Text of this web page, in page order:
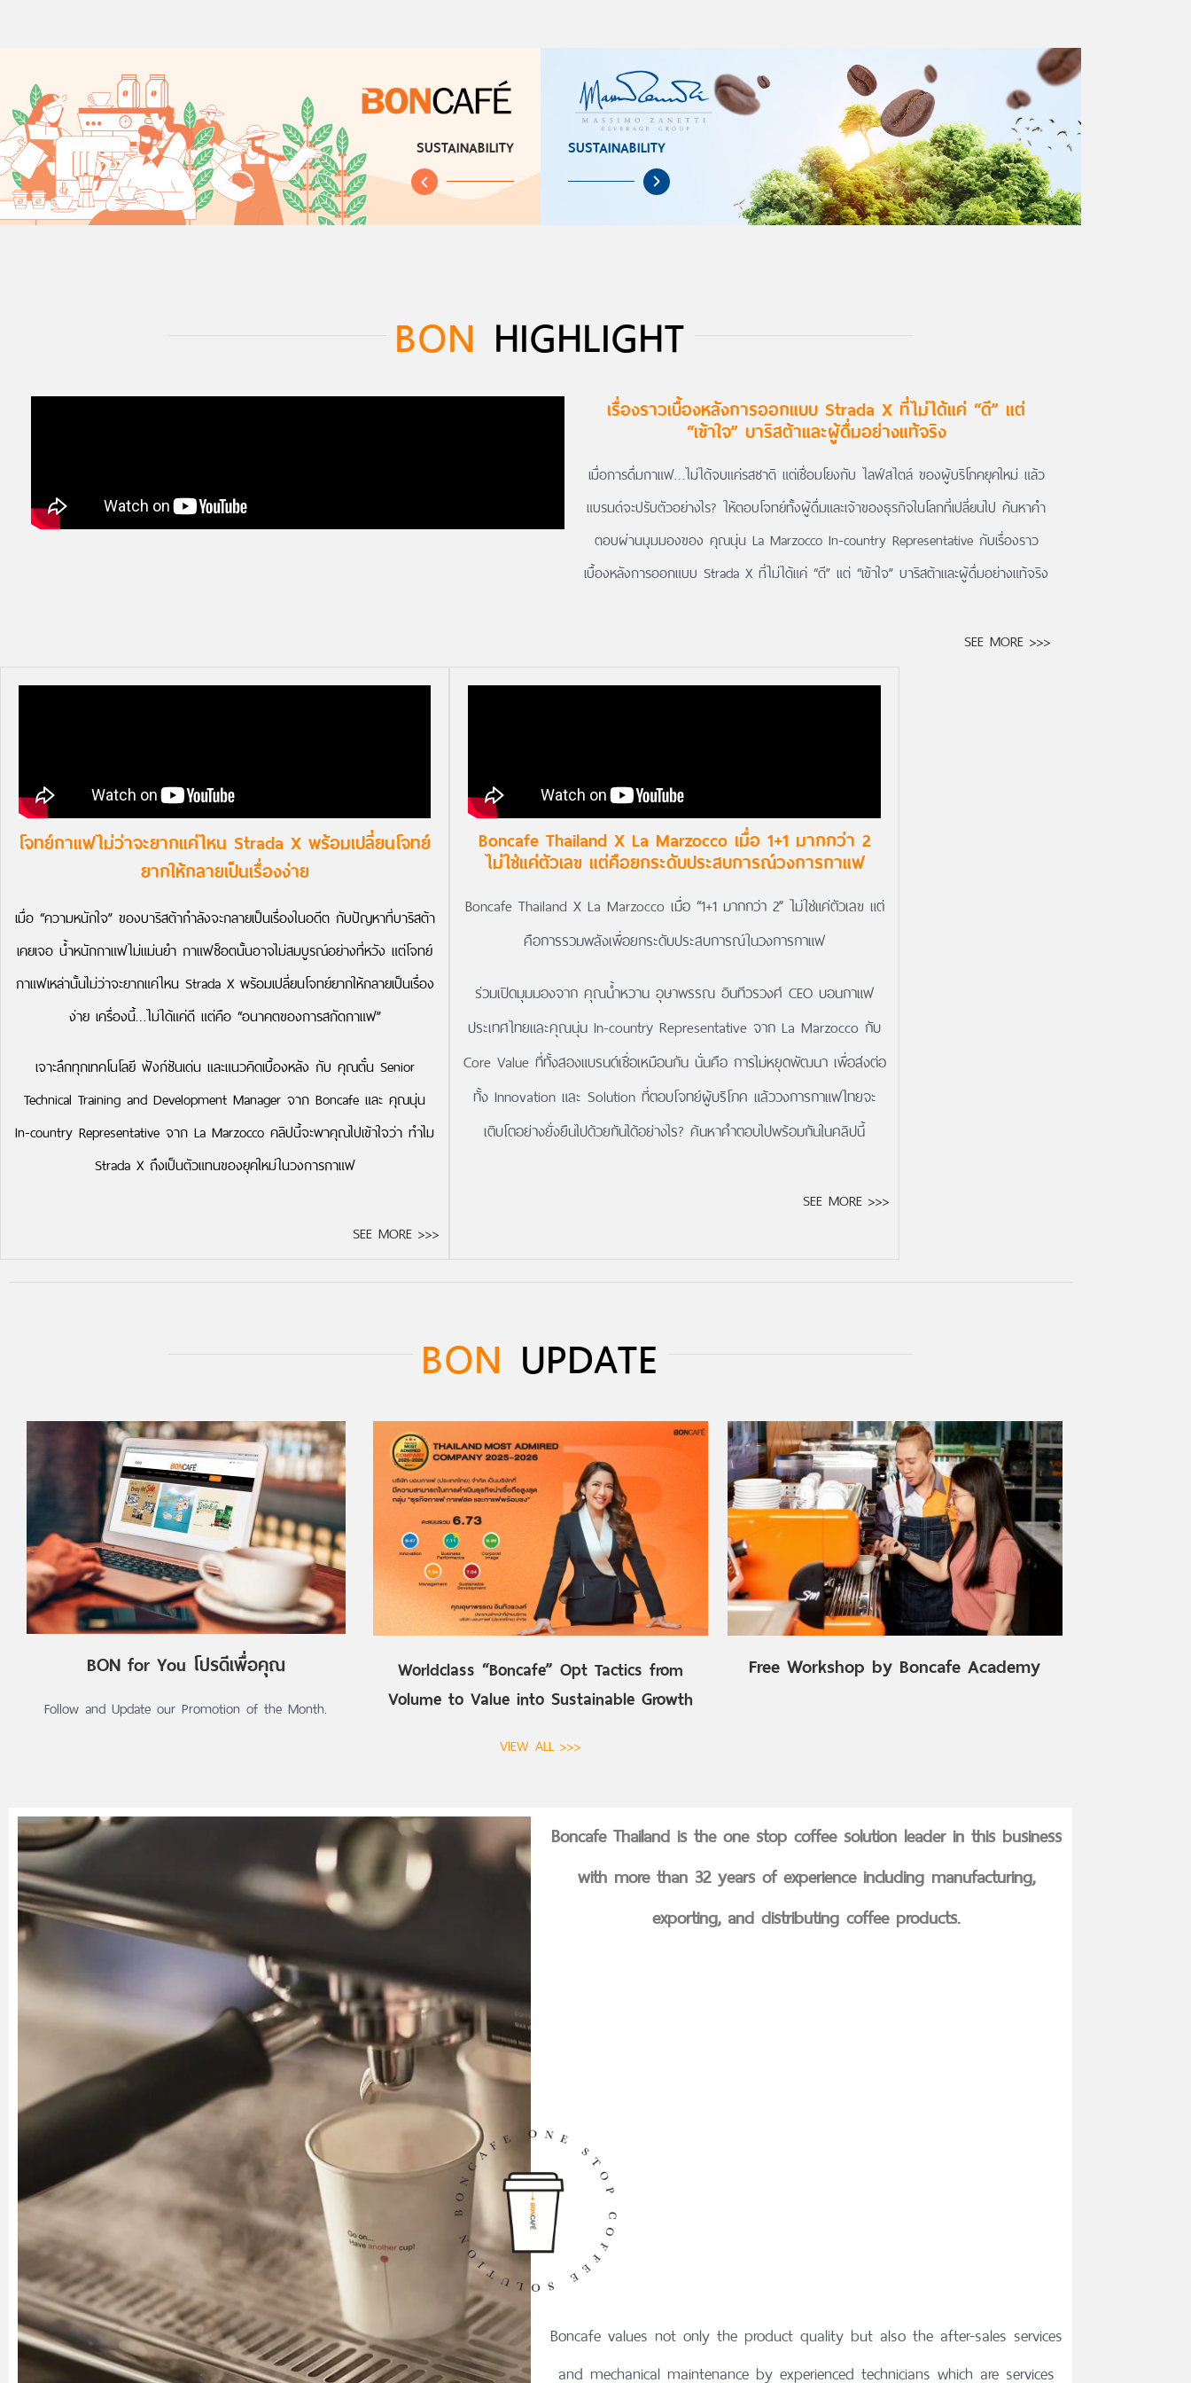
SUSTAINABILITY SUSTAINABILITY
BON HIGHLIGHT
เรื่องราวเบื้องหลังการออกแบบ Strada X ที่ไม่ได้แค่ “ดี” แต่
“เข้าใจ” บาริสต้าและผู้ดื่มอย่างแท้จริง
เมื่อการดื่มกาแฟ…ไม่ได้จบแค่รสชาติ แต่เชื่อมโยงกับ ไลฟ์สไตล์ ของผู้บริโภคยุคใหม่ แล้ว
แบรนด์จะปรับตัวอย่างไร? ให้ตอบโจทย์ทั้งผู้ดื่มและเจ้าของธุรกิจในโลกที่เปลี่ยนไป ค้นหาคำ
ตอบผ่านมุมมองของ คุณนุ่น La Marzocco In-country Representative กับเรื่องราว
เบื้องหลังการออกแบบ Strada X ที่ไม่ได้แค่ “ดี” แต่ “เข้าใจ” บาริสต้าและผู้ดื่มอย่างแท้จริง
SEE MORE >>>
โจทย์กาแฟไม่ว่าจะยากแค่ไหน Strada X พร้อมเปลี่ยนโจทย์
ยากให้กลายเป็นเรื่องง่าย
เมื่อ “ความหนักใจ” ของบาริสต้ากำลังจะกลายเป็นเรื่องในอดีต กับปัญหาที่บาริสต้า
เคยเจอ น้ำหนักกาแฟไม่แม่นยำ กาแฟช็อตนั้นอาจไม่สมบูรณ์อย่างที่หวัง แต่โจทย์
กาแฟเหล่านั้นไม่ว่าจะยากแค่ไหน Strada X พร้อมเปลี่ยนโจทย์ยากให้กลายเป็นเรื่อง
ง่าย เครื่องนี้…ไม่ได้แค่ดี แต่คือ “อนาคตของการสกัดกาแฟ”
เจาะลึกทุกเทคโนโลยี ฟังก์ชันเด่น และแนวคิดเบื้องหลัง กับ คุณตั๋น Senior
Technical Training and Development Manager จาก Boncafe และ คุณนุ่น
In-country Representative จาก La Marzocco คลิปนี้จะพาคุณไปเข้าใจว่า ทำไม
Strada X ถึงเป็นตัวแทนของยุคใหม่ในวงการกาแฟ
SEE MORE >>>
Boncafe Thailand X La Marzocco เมื่อ 1+1 มากกว่า 2
ไม่ใช่แค่ตัวเลข แต่คือยกระดับประสบการณ์วงการกาแฟ
Boncafe Thailand X La Marzocco เมื่อ “1+1 มากกว่า 2” ไม่ใช่แค่ตัวเลข แต่
คือการรวมพลังเพื่อยกระดับประสบการณ์ในวงการกาแฟ
ร่วมเปิดมุมมองจาก คุณน้ำหวาน อุษาพรรณ อินทีวรวงศ์ CEO บอนกาแฟ
ประเทศไทยและคุณนุ่น In-country Representative จาก La Marzocco กับ
Core Value ที่ทั้งสองแบรนด์เชื่อเหมือนกัน นั่นคือ การไม่หยุดพัฒนา เพื่อส่งต่อ
ทั้ง Innovation และ Solution ที่ตอบโจทย์ผู้บริโภค แล้ววงการกาแฟไทยจะ
เติบโตอย่างยั่งยืนไปด้วยกันได้อย่างไร? ค้นหาคำตอบไปพร้อมกันในคลิปนี้
SEE MORE >>>
BON UPDATE
BON for You โปรดีเพื่อคุณ
Follow and Update our Promotion of the Month.
Worldclass “Boncafe” Opt Tactics from
Volume to Value into Sustainable Growth
VIEW ALL >>>
Free Workshop by Boncafe Academy
Boncafe Thailand is the one stop coffee solution leader in this business
with more than 32 years of experience including manufacturing,
exporting, and distributing coffee products.
Boncafe values not only the product quality but also the after-sales services
and mechanical maintenance by experienced technicians which are services